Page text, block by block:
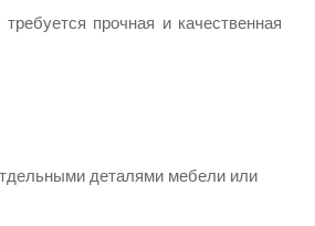
прочная и качественная
деталями мебели или